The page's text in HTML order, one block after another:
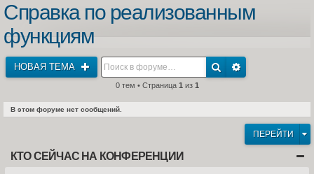
Справка по реализованным
функциям
НОВАЯ ТЕМА
0 тем • Страница 1 из 1
В этом форуме нет сообщений.
ПЕРЕЙТИ
КТО СЕЙЧАС НА КОНФЕРЕНЦИИ